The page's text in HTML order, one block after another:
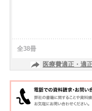
全38冊
医療費適正・適